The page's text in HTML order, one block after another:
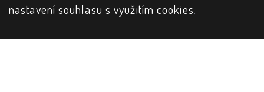
nastavení souhlasu s využitím cookies.